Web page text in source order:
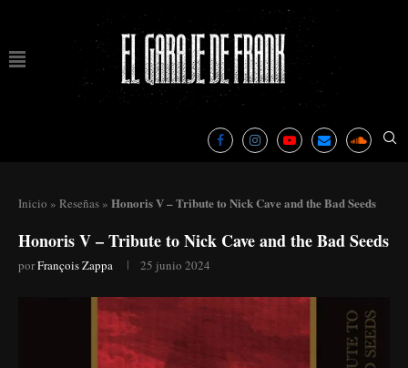
Inicio » Reseñas » Honoris V – Tribute to Nick Cave and the Bad Seeds
Honoris V – Tribute to Nick Cave and the Bad Seeds
porFrançois Zappa 25 junio 2024